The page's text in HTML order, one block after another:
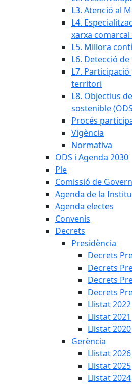
L3. Atenció al
L4.
xarxa comarcal
L5. Millora
L6. Detecció
L7.
territori
L8. Objectius
sostenible
Procés
Vigència
Normativa
ODS i Agenda 2030
Ple
Comissió de Govern
Agenda de la
Agenda electes
Convenis
Decrets
Presidència
Decrets
Decrets
Decrets
Decrets
Llistat 2022
Llistat 2021
Llistat 2020
Gerència
Llistat 2026
Llistat 2025
Llistat 2024